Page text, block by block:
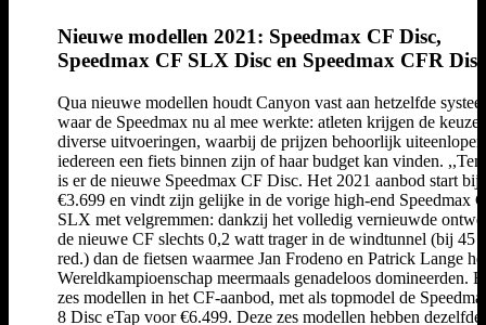
Nieuwe modellen 2021: Speedmax CF Disc,
Speedmax CF SLX Disc en Speedmax CFR Disc
Qua nieuwe modellen houdt Canyon vast aan hetzelfde
waar de Speedmax nu al mee werkte: atleten krijgen de keuze
diverse uitvoeringen, waarbij de prijzen behoorlijk
iedereen een fiets binnen zijn of haar budget kan vinden. ,,Ten
is er de nieuwe Speedmax CF Disc. Het 2021 aanbod start bij
€3.699 en vindt zijn gelijke in de vorige high-end Speedmax
SLX met velgremmen: dankzij het volledig vernieuwde
de nieuwe CF slechts 0,2 watt trager in de windtunnel (bij 45
red.) dan de fietsen waarmee Jan Frodeno en Patrick Lange
Wereldkampioenschap meermaals genadeloos domineerden.
zes modellen in het CF-aanbod, met als topmodel de
8 Disc eTap voor €6.499. Deze zes modellen hebben dezelfde